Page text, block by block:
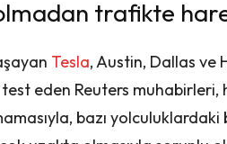
trafikte
Tesla, Austin, Dallas ve
eden Reuters muhabirleri,
bazı yolculuklardaki